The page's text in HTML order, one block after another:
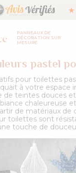
PANNEAUX DE
DÉCORATION SUR
MESURE
pastel
pour toilettes
à votre espace
de teintes douces et
chaleureuse
de matériaux de
toilettes sont
touche de